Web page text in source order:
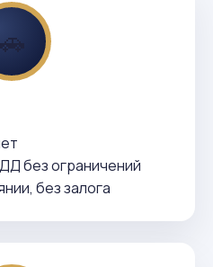
без ограничений
без залога